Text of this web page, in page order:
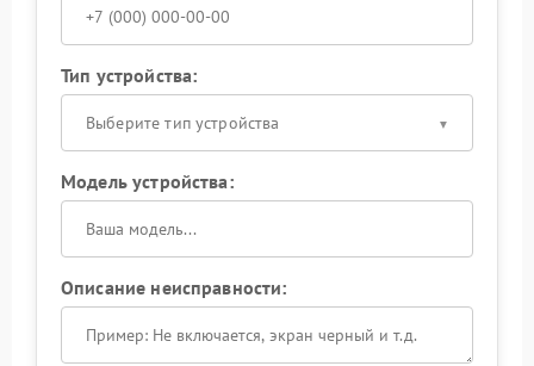
Тип устройства:
Выберите тип устройства
Модель устройства:
Описание неисправности: